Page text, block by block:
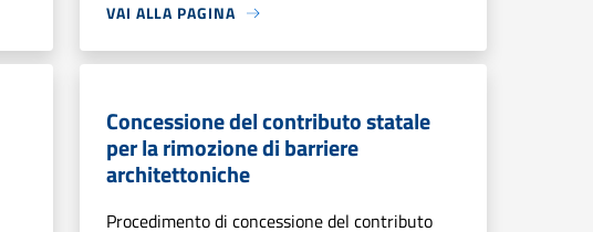
VAI ALLA PAGINA
Concessione del contributo statale
per la rimozione di barriere
architettoniche
Procedimento di concessione del contributo